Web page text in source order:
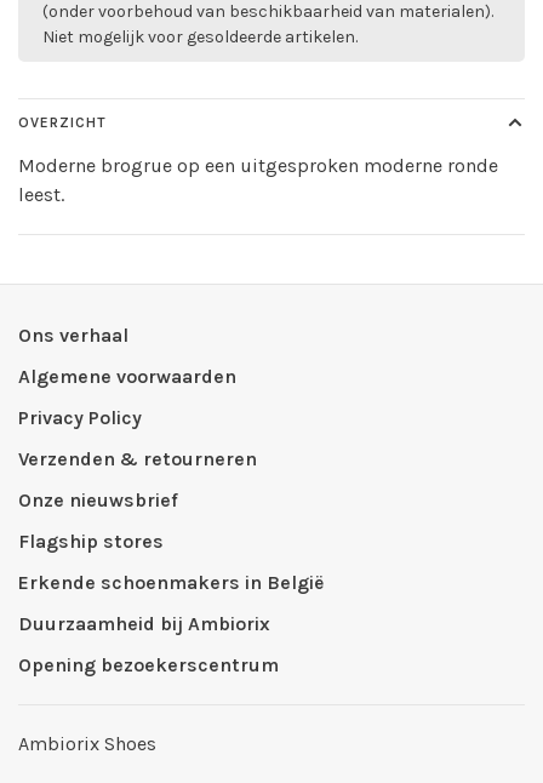
(onder voorbehoud van beschikbaarheid van materialen).
Niet mogelijk voor gesoldeerde artikelen.
OVERZICHT
Moderne brogrue op een uitgesproken moderne ronde
leest.
Ons verhaal
Algemene voorwaarden
Privacy Policy
Verzenden & retourneren
Onze nieuwsbrief
Flagship stores
Erkende schoenmakers in België
Duurzaamheid bij Ambiorix
Opening bezoekerscentrum
Ambiorix Shoes